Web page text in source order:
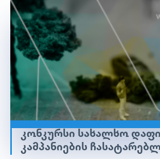
ᲙᲝᲜᲙᲣᲠᲡᲘ ᲡᲐᲮᲐᲚᲮᲝ
ᲙᲐᲛᲞᲐᲜᲘᲔᲑᲘᲡ